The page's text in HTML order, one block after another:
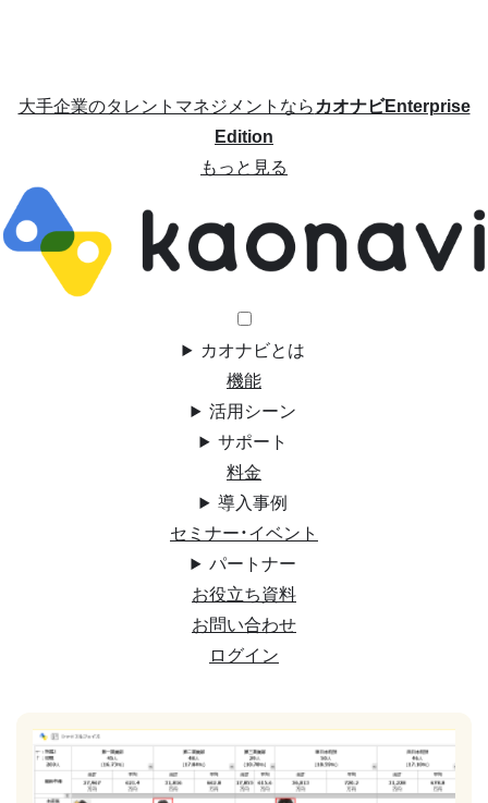
大手企業のタレントマネジメントならカオナビEnterprise
Edition
もっと見る
カオナビとは
機能
活用シーン
サポート
料金
導入事例
セミナー・イベント
パートナー
お役立ち資料
お問い合わせ
ログイン